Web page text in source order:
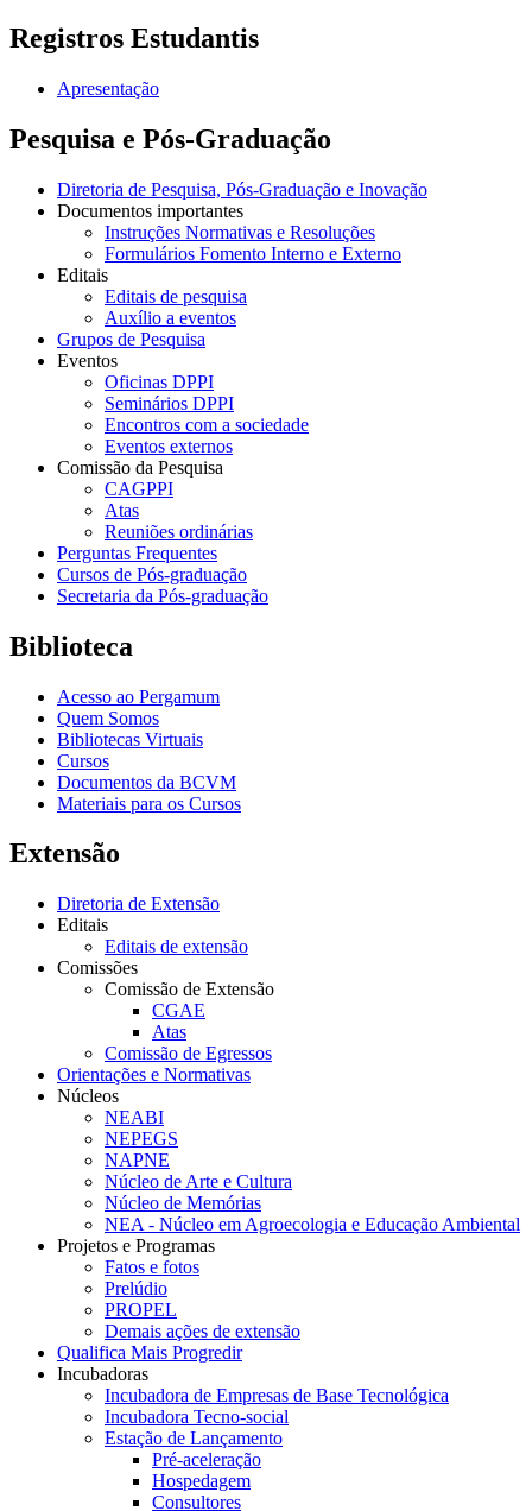
Registros Estudantis
Apresentação
Pesquisa e Pós-Graduação
Diretoria de Pesquisa, Pós-Graduação e Inovação
Documentos importantes
Instruções Normativas e Resoluções
Formulários Fomento Interno e Externo
Editais
Editais de pesquisa
Auxílio a eventos
Grupos de Pesquisa
Eventos
Oficinas DPPI
Seminários DPPI
Encontros com a sociedade
Eventos externos
Comissão da Pesquisa
CAGPPI
Atas
Reuniões ordinárias
Perguntas Frequentes
Cursos de Pós-graduação
Secretaria da Pós-graduação
Biblioteca
Acesso ao Pergamum
Quem Somos
Bibliotecas Virtuais
Cursos
Documentos da BCVM
Materiais para os Cursos
Extensão
Diretoria de Extensão
Editais
Editais de extensão
Comissões
Comissão de Extensão
CGAE
Atas
Comissão de Egressos
Orientações e Normativas
Núcleos
NEABI
NEPEGS
NAPNE
Núcleo de Arte e Cultura
Núcleo de Memórias
NEA - Núcleo em Agroecologia e Educação Ambiental
Projetos e Programas
Fatos e fotos
Prelúdio
PROPEL
Demais ações de extensão
Qualifica Mais Progredir
Incubadoras
Incubadora de Empresas de Base Tecnológica
Incubadora Tecno-social
Estação de Lançamento
Pré-aceleração
Hospedagem
Consultores